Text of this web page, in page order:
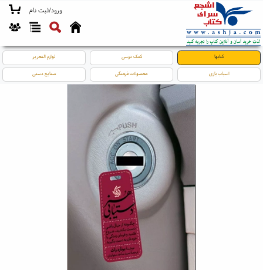
ورود/ثبت نام
کتابها کمک درسی لوازم التحریر
اسباب بازی محصولات فرهنگی صنایع دستی